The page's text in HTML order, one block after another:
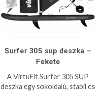
Surfer 305 sup deszka –
Fekete
A VirtuFit Surfer 305 SUP
deszka egy sokoldalú, stabil és